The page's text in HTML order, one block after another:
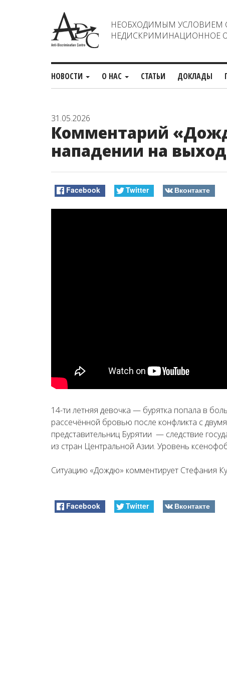
НЕОБХОДИМЫМ УСЛОВИЕМ
НЕДИСКРИМИНАЦИОННОЕ
НОВОСТИ О НАС СТАТЬИ ДОКЛАДЫ
31.05.2026
Комментарий
нападении на
Facebook Twitter Вконтакте
14-ти летняя девочка — бурятка попала в
рассечённой бровью после конфликта с
представительниц Бурятии — следствие
из стран Центральной Азии. Уровень
Ситуацию «Дождю» комментирует Стефания
Facebook Twitter Вконтакте